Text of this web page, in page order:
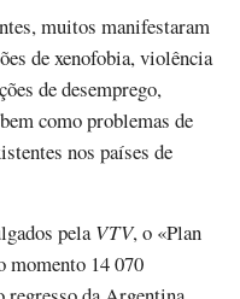
muitos manifestaram
de xenofobia, violência
de desemprego,
como problemas de
nos países de
pelaVTV, o «Plan
momento 14 070